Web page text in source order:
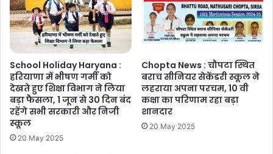
School Holiday Haryana :
हरियाणा में भीषण गर्मी को
देखते हुए शिक्षा विभाग ने लिया
बड़ा फैसला, 1 जून से 30 दिन बंद
रहेंगे सभी सरकारी और निजी
स्कूल
20 May 2025
Chopta News : चौपटा स्थित
बराच सीनियर सेकेंडरी स्कूल ने
लहराया अपना परचम, 10 वी
कक्षा का परिणाम रहा बड़ा
शानदार
20 May 2025